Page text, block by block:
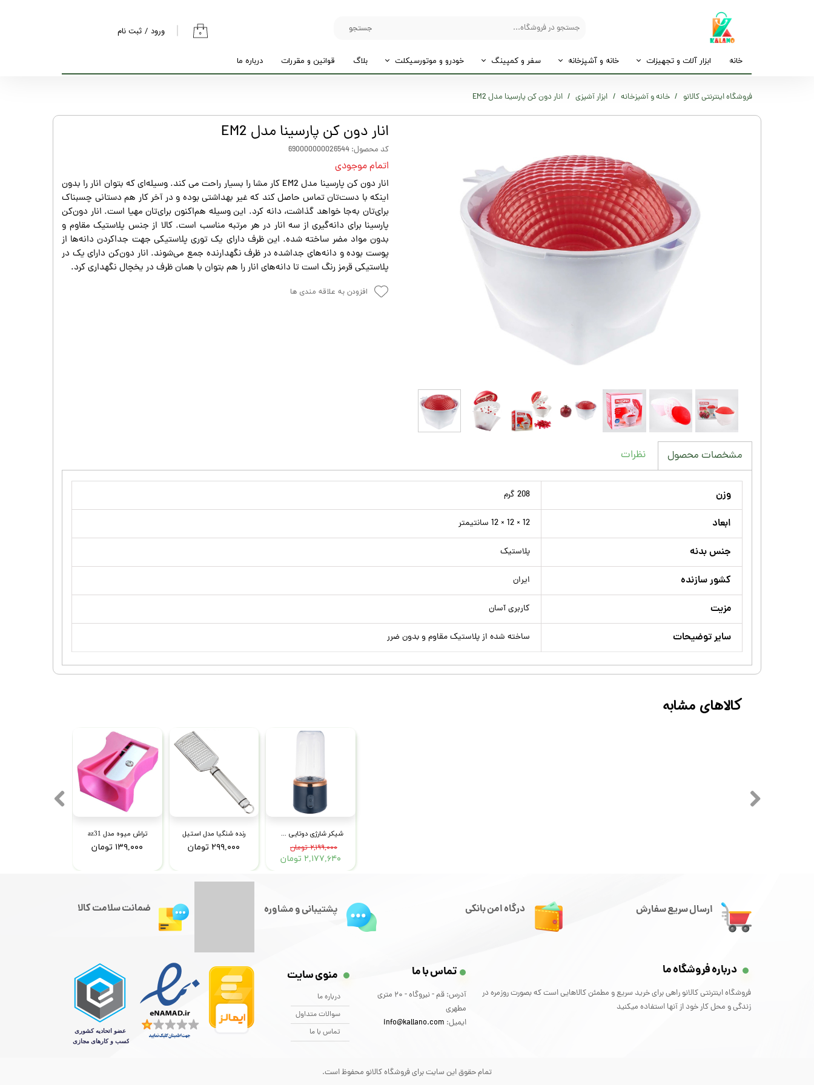
جستجو ۰ ورود / ثبت نام
تغییر گذر واژه
خروج از حساب
خانه ابزار آلات و تجهیزات خانه و آشپزخانه سفر و کمپینگ خودرو و موتورسیکلت بلاگ قوانین و مقررات درباره ما
فروشگاه اینترنتی کالانو خانه و آشپزخانه ابزار آشپزی انار دون کن پارسینا مدل EM2
انار دون کن پارسینا مدل EM2
کد محصول: 690000000026544
اتمام موجودی
انار دون کن پارسینا مدل EM2 کار مشا را بسیار راحت می کند. وسیله‌ای که بتوان انار را بدون
اینکه با دست‌تان تماس حاصل کند که غیر بهداشتی بوده و در آخر کار هم دستانی چسبناک‌
برای‌تان به‌جا خواهد گذاشت، دانه کرد. این وسیله هم‌اکنون برای‌تان مهیا است. انار دون‌کن
پارسینا برای دانه‌گیری از سه انار در هر مرتبه مناسب است. کالا از جنس پلاستیک مقاوم و
بدون مواد مضر ساخته شده. این ظرف دارای یک توری پلاستیکی جهت جداکردن دانه‌ها از
پوست بوده و دانه‌های جداشده در ظرف نگهدارنده جمع می‌شوند. انار دون‌کن دارای یک در
پلاستیکی قرمز رنگ است تا دانه‌های انار را هم بتوان با همان ظرف در یخچال نگهداری کرد.
افزودن به علاقه مندی ها
مشخصات محصول نظرات
وزن 208 گرم
ابعاد 12 × 12 × 12 سانتیمتر
جنس بدنه پلاستیک
کشور سازنده ایران
مزیت کاربری آسان
سایر توضیحات ساخته شده از پلاستیک مقاوم و بدون ضرر
تراش میوه مدل az31
۱۳۹,۰۰۰ تومان
رنده شنگیا مدل استیل
۲۹۹,۰۰۰ تومان
شیکر شارژی دوتایی مدل MDHL-017
۲,۱۹۹,۰۰۰ تومان
۲,۱۷۷,۶۴۰ تومان
کالاهای مشابه
تمام حقوق این سایت برای فروشگاه کالانو محفوظ است.
ارسال سریع سفارش درگاه امن بانکی پشتیبانی و مشاوره ضمانت سلامت کالا
درباره فروشگاه ما
فروشگاه اینترنتی کالانو راهی برای خرید سریع و مطمئن کالاهایی است که بصورت روزمره در
زندگی و محل کار خود از آنها استفاده میکنید
تماس با ما
آدرس: قم - نیروگاه - 20 متری
مطهری
ایمیل: info@kallano.com​​​​​​​
منوی سایت
درباره ما
سوالات متداول
تماس با ما